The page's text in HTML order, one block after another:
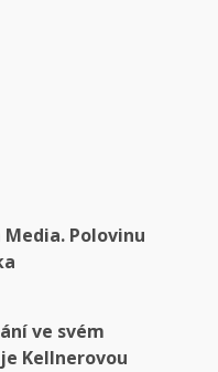
Polovinu
ve svém
Kellnerovou